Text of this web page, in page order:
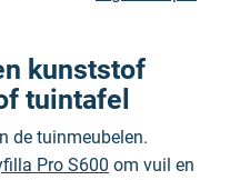
kunststof
tuintafel
de tuinmeubelen.
Pro S600 om vuil en